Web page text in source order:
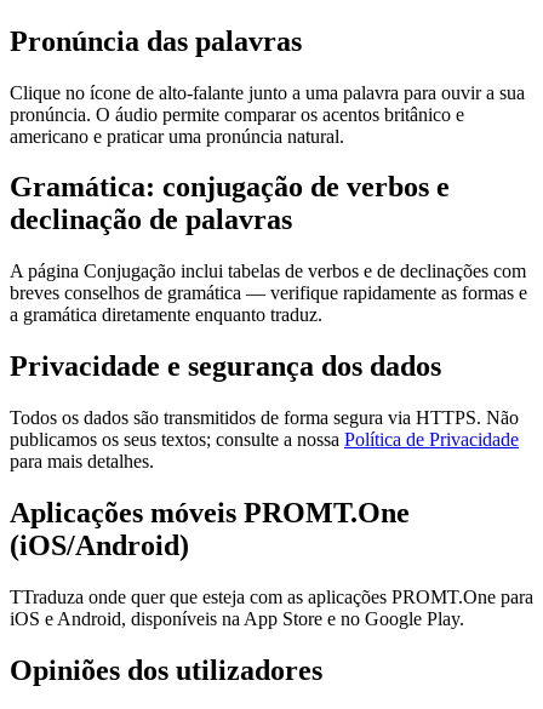
Pronúncia das palavras
Clique no ícone de alto-falante junto a uma palavra para ouvir a sua
pronúncia. O áudio permite comparar os acentos britânico e
americano e praticar uma pronúncia natural.
Gramática: conjugação de verbos e
declinação de palavras
A página Conjugação inclui tabelas de verbos e de declinações com
breves conselhos de gramática — verifique rapidamente as formas e
a gramática diretamente enquanto traduz.
Privacidade e segurança dos dados
Todos os dados são transmitidos de forma segura via HTTPS. Não
publicamos os seus textos; consulte a nossa Política de Privacidade
para mais detalhes.
Aplicações móveis PROMT.One
(iOS/Android)
TTraduza onde quer que esteja com as aplicações PROMT.One para
iOS e Android, disponíveis na App Store e no Google Play.
Opiniões dos utilizadores